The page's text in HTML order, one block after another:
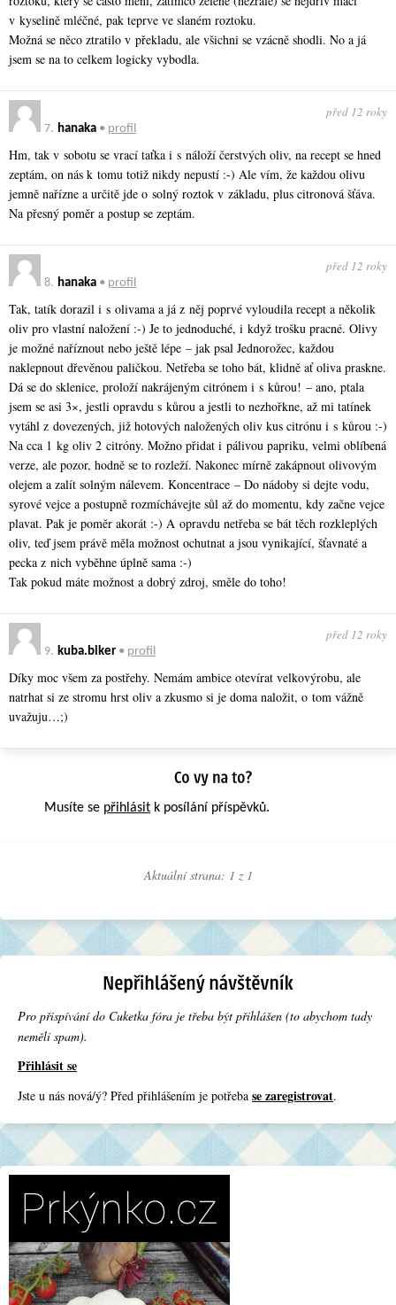
v kyselině mléčné, pak teprve ve slaném roztoku.
Možná se něco ztratilo v překladu, ale všichni se vzácně shodli. No a já
jsem se na to celkem logicky vybodla.
7. hanaka • profil
před 12 roky
Hm, tak v sobotu se vrací taťka i s náloží čerstvých oliv, na recept se hned
zeptám, on nás k tomu totiž nikdy nepustí :-) Ale vím, že každou olivu
jemně nařízne a určitě jde o solný roztok v základu, plus citronová šťáva.
Na přesný poměr a postup se zeptám.
8. hanaka • profil
před 12 roky
Tak, tatík dorazil i s olivama a já z něj poprvé vyloudila recept a několik
oliv pro vlastní naložení :-) Je to jednoduché, i když trošku pracné. Olivy
je možné naříznout nebo ještě lépe – jak psal Jednorožec, každou
naklepnout dřevěnou paličkou. Netřeba se toho bát, klidně ať oliva praskne.
Dá se do sklenice, proloží nakrájeným citrónem i s kůrou! – ano, ptala
jsem se asi 3×, jestli opravdu s kůrou a jestli to nezhořkne, až mi tatínek
vytáhl z dovezených, již hotových naložených oliv kus citrónu i s kůrou :-)
Na cca 1 kg oliv 2 citróny. Možno přidat i pálivou papriku, velmi oblíbená
verze, ale pozor, hodně se to rozleží. Nakonec mírně zakápnout olivovým
olejem a zalít solným nálevem. Koncentrace – Do nádoby si dejte vodu,
syrové vejce a postupně rozmíchávejte sůl až do momentu, kdy začne vejce
plavat. Pak je poměr akorát :-) A opravdu netřeba se bát těch rozkleplých
oliv, teď jsem právě měla možnost ochutnat a jsou vynikající, šťavnaté a
pecka z nich vyběhne úplně sama :-)
Tak pokud máte možnost a dobrý zdroj, směle do toho!
9. kuba.biker • profil
před 12 roky
Díky moc všem za postřehy. Nemám ambice otevírat velkovýrobu, ale
natrhat si ze stromu hrst oliv a zkusmo si je doma naložit, o tom vážně
uvažuju…;)
Musíte se přihlásit k posílání příspěvků.
Aktuální strana: 1 z 1
Pro přispívání do Cuketka fóra je třeba být přihlášen (to abychom tady
neměli spam).
Přihlásit se
Jste u nás nová/ý? Před přihlášením je potřeba se zaregistrovat.